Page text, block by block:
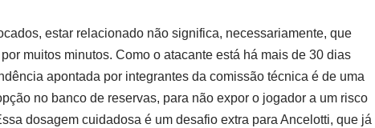
estar relacionado não significa, necessariamente, que
muitos minutos. Como o atacante está há mais de 30 dias
apontada por integrantes da comissão técnica é de uma
no banco de reservas, para não expor o jogador a um risco
dosagem cuidadosa é um desafio extra para Ancelotti, que já